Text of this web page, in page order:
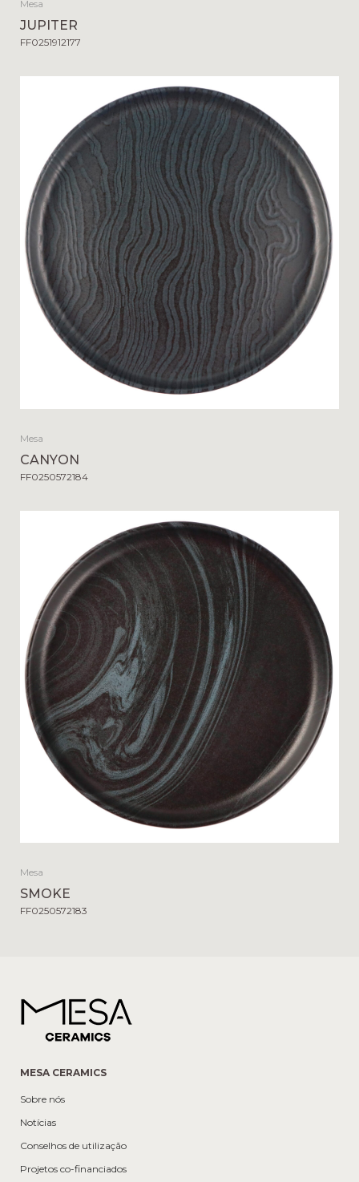
Mesa
JUPITER
FF0251912177
Mesa
CANYON
FF0250572184
Mesa
SMOKE
FF0250572183
MESA CERAMICS
Sobre nós
Notícias
Conselhos de utilização
Projetos co-financiados